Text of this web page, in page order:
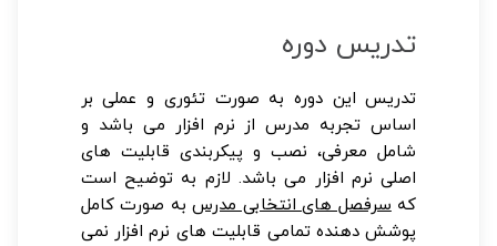
تدریس دوره
تدریس این دوره به صورت تئوری و عملی بر
اساس تجربه مدرس از نرم افزار می باشد و
شامل معرفی، نصب و پیکربندی قابلیت های
اصلی نرم افزار می باشد. لازم به توضیح است
کهسرفصل های انتخابی مدرسبه صورت کامل
پوشش دهنده تمامی قابلیت های نرم افزار نمی